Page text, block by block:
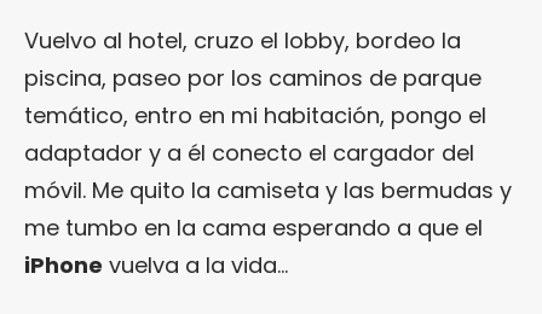
Vuelvo al hotel, cruzo el lobby, bordeo la
piscina, paseo por los caminos de parque
temático, entro en mi habitación, pongo el
adaptador y a él conecto el cargador del
móvil. Me quito la camiseta y las bermudas y
me tumbo en la cama esperando a que el
iPhone vuelva a la vida…